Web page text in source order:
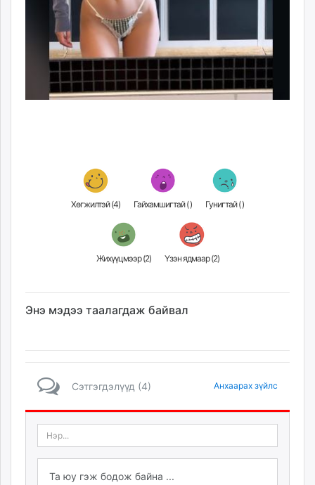
Хөгжилтэй (4) Гайхамшигтай () Гунигтай ()
Жихүүцмээр (2) Үзэн ядмаар (2)
Энэ мэдээ таалагдаж байвал
Сэтгэгдэлүүд (4) Анхаарах зүйлс